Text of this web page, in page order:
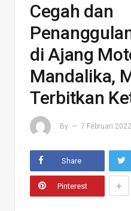
Cegah dan
di Ajang
Mandalika,
Terbitkan
By 7 Februari 2022
Share
Pinterest +